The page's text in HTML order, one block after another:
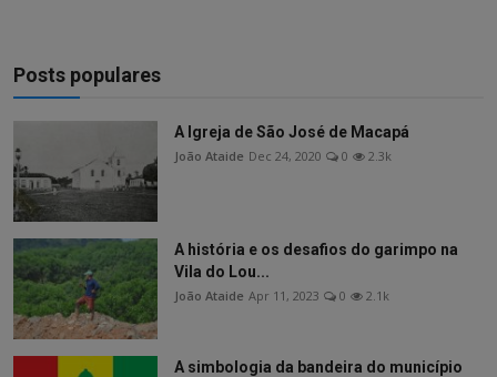
Posts populares
A Igreja de São José de Macapá
João Ataide Dec 24, 2020 0 2.3k
A história e os desafios do garimpo na
Vila do Lou...
João Ataide Apr 11, 2023 0 2.1k
A simbologia da bandeira do município